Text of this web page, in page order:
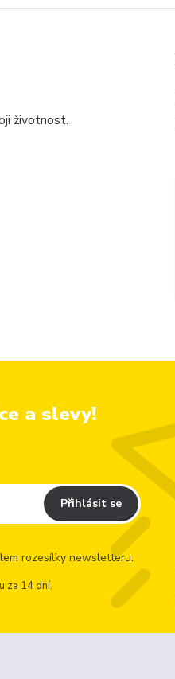
životnost.
a slevy!
Přihlásit se
rozesílky newsletteru.
za 14 dní.